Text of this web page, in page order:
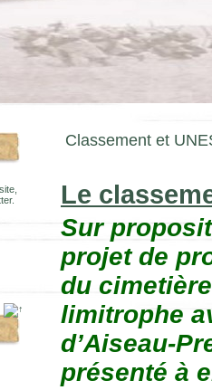
Classement et
Le
Sur
projet de
du
limitrophe
d’Aiseau-
présenté à